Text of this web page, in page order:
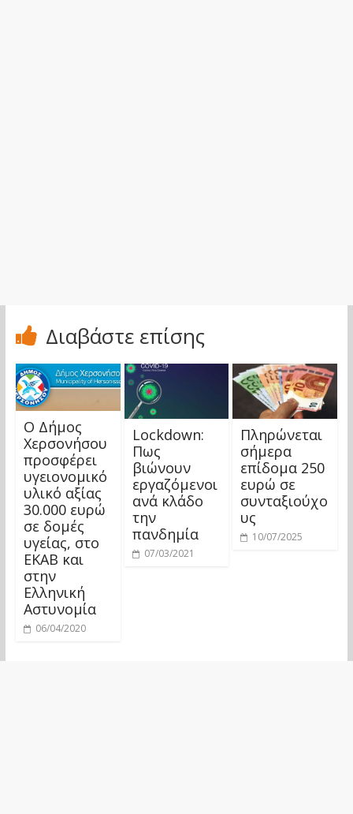
Διαβάστε επίσης
Ο Δήμος
Χερσονήσου
προσφέρει
υγειονομικό
υλικό αξίας
30.000 ευρώ
σε δομές
υγείας, στο
ΕΚΑΒ και
στην
Ελληνική
Αστυνομία
06/04/2020
Lockdown:
Πως
βιώνουν
εργαζόμενοι
ανά κλάδο
την
πανδημία
07/03/2021
Πληρώνεται
σήμερα
επίδομα 250
ευρώ σε
συνταξιούχο
υς
10/07/2025